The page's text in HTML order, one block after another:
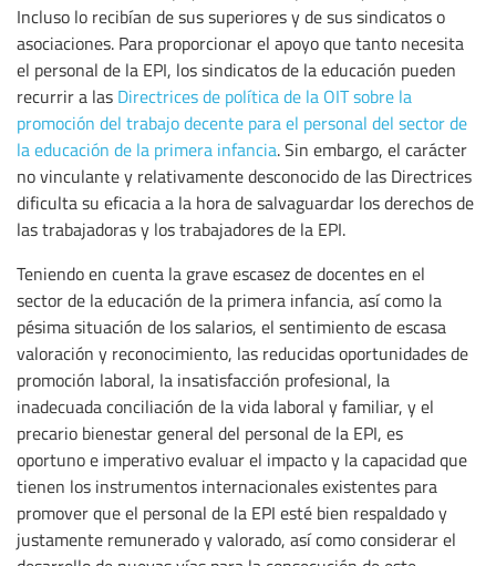
Incluso lo recibían de sus superiores y de sus sindicatos o
asociaciones. Para proporcionar el apoyo que tanto necesita
el personal de la EPI, los sindicatos de la educación pueden
recurrir a las Directrices de política de la OIT sobre la
promoción del trabajo decente para el personal del sector de
la educación de la primera infancia. Sin embargo, el carácter
no vinculante y relativamente desconocido de las Directrices
dificulta su eficacia a la hora de salvaguardar los derechos de
las trabajadoras y los trabajadores de la EPI.
Teniendo en cuenta la grave escasez de docentes en el
sector de la educación de la primera infancia, así como la
pésima situación de los salarios, el sentimiento de escasa
valoración y reconocimiento, las reducidas oportunidades de
promoción laboral, la insatisfacción profesional, la
inadecuada conciliación de la vida laboral y familiar, y el
precario bienestar general del personal de la EPI, es
oportuno e imperativo evaluar el impacto y la capacidad que
tienen los instrumentos internacionales existentes para
promover que el personal de la EPI esté bien respaldado y
justamente remunerado y valorado, así como considerar el